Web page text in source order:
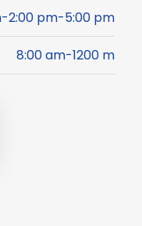
2:00 pm-5:00 pm
8:00 am-1200 m